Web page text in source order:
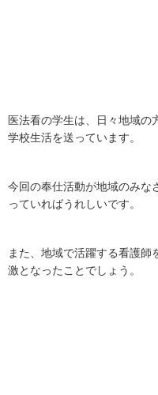
医法看の学生は、日々地域の
学校生活を送っています。
今回の奉仕活動が地域のみな
っていればうれしいです。
また、地域で活躍する看護
激となったことでしょう。